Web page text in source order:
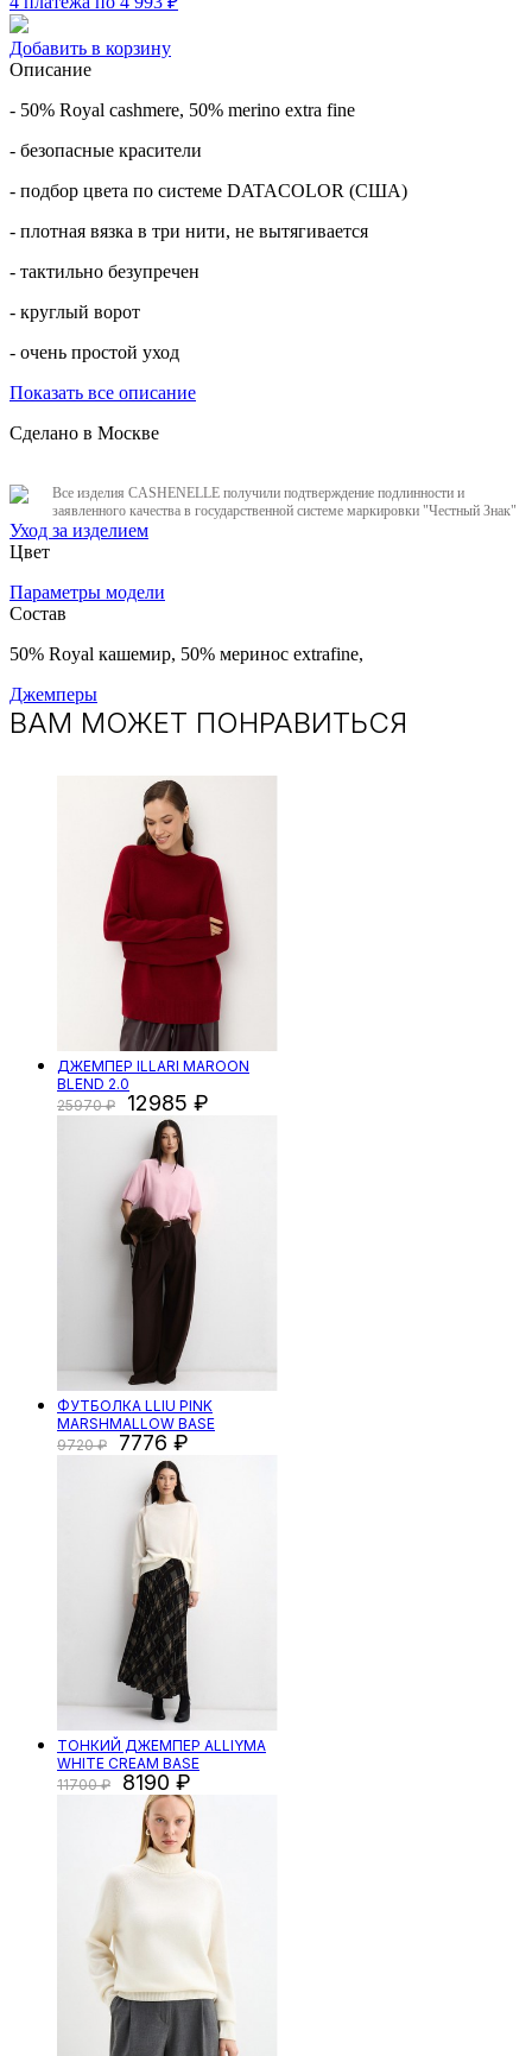
Добавить в корзину
Описание
- 50% Royal cashmere, 50% merino extra fine
- безопасные красители
- подбор цвета по системе DATACOLOR (США)
- плотная вязка в три нити, не вытягивается
- тактильно безупречен
- круглый ворот
- очень простой уход
Показать все описание
Сделано в Москве
Все изделия CASHENELLE получили подтверждение подлинности и
заявленного качества в государственной системе маркировки "Честный Знак"
Уход за изделием
Цвет
Параметры модели
Состав
50% Royal кашемир, 50% меринос extrafine,
Джемперы
ВАМ МОЖЕТ ПОНРАВИТЬСЯ
ДЖЕМПЕР ILLARI MAROON
BLEND 2.0
25970
12985
ФУТБОЛКА LLIU PINK
MARSHMALLOW BASE
9720
7776
ТОНКИЙ ДЖЕМПЕР ALLIYMA
WHITE CREAM BASE
11700
8190